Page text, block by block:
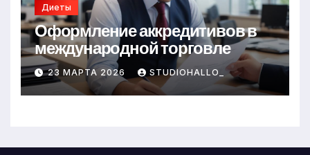
Диеты
Оформление аккредитивов в
международной торговле
23 МАРТА 2026 STUDIOHALLO_